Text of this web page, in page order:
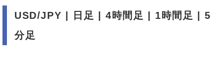
USD/JPY | 日足 | 4時間足 | 1時間足 | 5
分足